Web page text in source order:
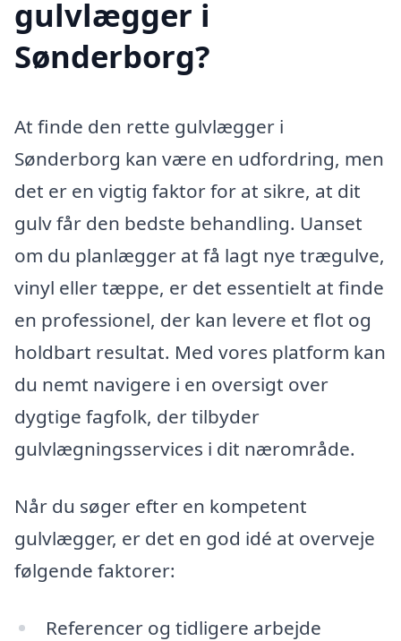
gulvlægger i
Sønderborg?
At finde den rette gulvlægger i
Sønderborg kan være en udfordring, men
det er en vigtig faktor for at sikre, at dit
gulv får den bedste behandling. Uanset
om du planlægger at få lagt nye trægulve,
vinyl eller tæppe, er det essentielt at finde
en professionel, der kan levere et flot og
holdbart resultat. Med vores platform kan
du nemt navigere i en oversigt over
dygtige fagfolk, der tilbyder
gulvlægningsservices i dit nærområde.
Når du søger efter en kompetent
gulvlægger, er det en god idé at overveje
følgende faktorer:
Referencer og tidligere arbejde